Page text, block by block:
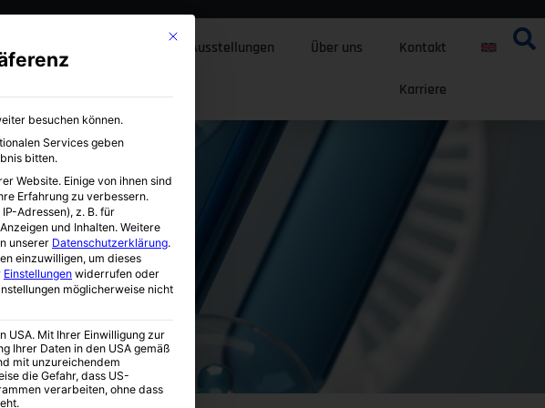
Ausstellungen Über uns Kontakt
Karriere
Mit diesem Button wird der Dialog geschlossen. Seine Funktionalität ist
besuchen können.
Services geben
bitten.
Website. Einige von ihnen sind
Erfahrung zu verbessern.
Adressen), z. B. für
und Inhalten. Weitere
unserer Datenschutzerklärung.
einzuwilligen, um dieses
Einstellungen widerrufen oder
möglicherweise nicht
USA. Mit Ihrer Einwilligung zur
Ihrer Daten in den USA gemäß
mit unzureichendem
die Gefahr, dass US-
verarbeiten, ohne dass